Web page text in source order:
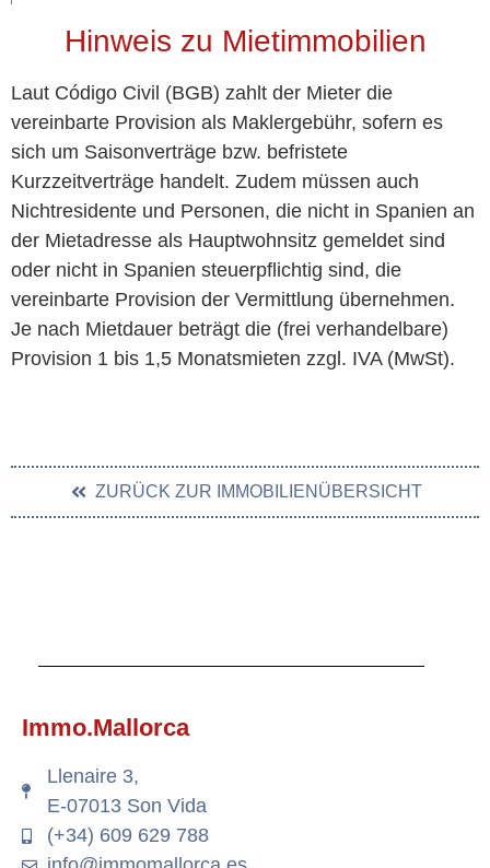
Hinweis zu Mietimmobilien
Laut Código Civil (BGB) zahlt der Mieter die
vereinbarte Provision als Maklergebühr, sofern es
sich um Saisonverträge bzw. befristete
Kurzzeitverträge handelt. Zudem müssen auch
Nichtresidente und Personen, die nicht in Spanien an
der Mietadresse als Hauptwohnsitz gemeldet sind
oder nicht in Spanien steuerpflichtig sind, die
vereinbarte Provision der Vermittlung übernehmen.
Je nach Mietdauer beträgt die (frei verhandelbare)
Provision 1 bis 1,5 Monatsmieten zzgl. IVA (MwSt).
ZURÜCK ZUR IMMOBILIENÜBERSICHT
Immo.Mallorca
Llenaire 3,
E-07013 Son Vida
(+34) 609 629 788